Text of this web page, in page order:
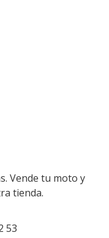
Vende tu moto y
tienda.
53